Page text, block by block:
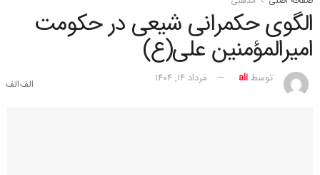
الگوی حکمرانی شیعی در حکومت
امیرالمؤمنین علی(ع)
توسطali مرداد ۱۴, ۱۴۰۴